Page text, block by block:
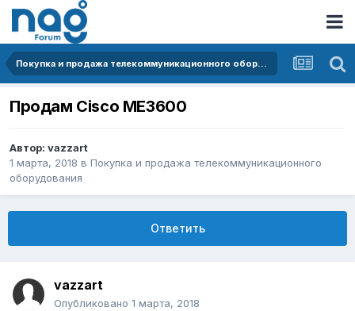
Покупка и продажа телекоммуникационного оборудования
Продам Cisco ME3600
Автор: vazzart
1 марта, 2018 в Покупка и продажа телекоммуникационного
оборудования
Ответить
vazzart
Опубликовано 1 марта, 2018